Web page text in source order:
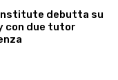
debutta su
con due tutor